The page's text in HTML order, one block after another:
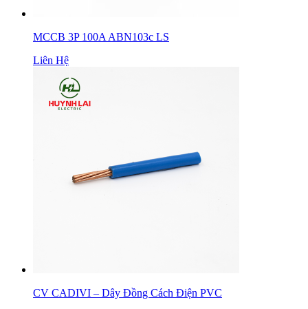
MCCB 3P 100A ABN103c LS
Liên Hệ
CV CADIVI – Dây Đồng Cách Điện PVC